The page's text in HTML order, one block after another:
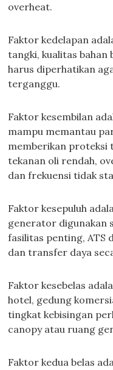
overheat.
Faktor kedelapan
tangki, kualitas bahan
harus diperhatikan
terganggu.
Faktor kesembilan
mampu memantau
memberikan
tekanan oli rendah,
dan frekuensi tidak
Faktor kesepuluh
generator digunakan
fasilitas penting, ATS
dan transfer daya
Faktor kesebelas
hotel, gedung
tingkat kebisingan
canopy atau ruang
Faktor kedua belas